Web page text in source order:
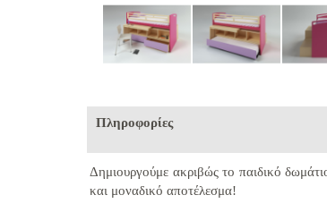
Πληροφορίες
Δημιουργούμε ακριβώς το παιδικό
και μοναδικό αποτέλεσμα!